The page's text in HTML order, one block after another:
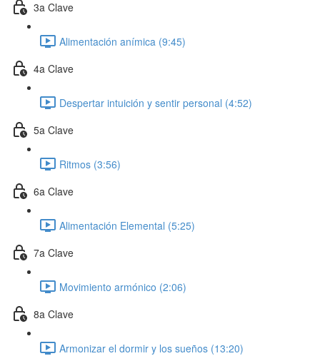
3a Clave
Alimentación anímica (9:45)
4a Clave
Despertar intuición y sentir personal (4:52)
5a Clave
Ritmos (3:56)
6a Clave
Alimentación Elemental (5:25)
7a Clave
Movimiento armónico (2:06)
8a Clave
Armonizar el dormir y los sueños (13:20)